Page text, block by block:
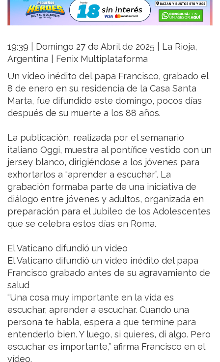
19:39 | Domingo 27 de Abril de 2025 | La Rioja,
Argentina | Fenix Multiplataforma
Un vídeo inédito del papa Francisco, grabado el
8 de enero en su residencia de la Casa Santa
Marta, fue difundido este domingo, pocos días
después de su muerte a los 88 años.
La publicación, realizada por el semanario
italiano Oggi, muestra al pontífice vestido con un
jersey blanco, dirigiéndose a los jóvenes para
exhortarlos a “aprender a escuchar”. La
grabación formaba parte de una iniciativa de
diálogo entre jóvenes y adultos, organizada en
preparación para el Jubileo de los Adolescentes
que se celebra estos días en Roma.
El Vaticano difundió un video
El Vaticano difundió un video inédito del papa
Francisco grabado antes de su agravamiento de
salud
“Una cosa muy importante en la vida es
escuchar, aprender a escuchar. Cuando una
persona te habla, espera a que termine para
entenderlo bien. Y luego, si quieres, di algo. Pero
escuchar es importante,” afirma Francisco en el
vídeo.